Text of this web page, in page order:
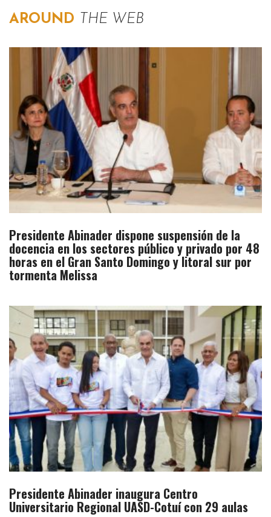
AROUND THE WEB
Presidente Abinader dispone suspensión de la
docencia en los sectores público y privado por 48
horas en el Gran Santo Domingo y litoral sur por
tormenta Melissa
Presidente Abinader inaugura Centro
Universitario Regional UASD-Cotuí con 29 aulas